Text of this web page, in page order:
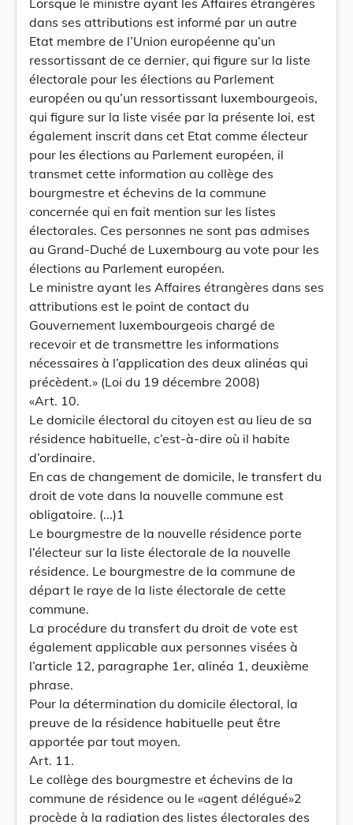
Lorsque le ministre ayant les Affaires étrangères
dans ses attributions est informé par un autre
Etat membre de l’Union européenne qu’un
ressortissant de ce dernier, qui figure sur la liste
électorale pour les élections au Parlement
européen ou qu’un ressortissant luxembourgeois,
qui figure sur la liste visée par la présente loi, est
également inscrit dans cet Etat comme électeur
pour les élections au Parlement européen, il
transmet cette information au collège des
bourgmestre et échevins de la commune
concernée qui en fait mention sur les listes
électorales. Ces personnes ne sont pas admises
au Grand-Duché de Luxembourg au vote pour les
élections au Parlement européen.
Le ministre ayant les Affaires étrangères dans ses
attributions est le point de contact du
Gouvernement luxembourgeois chargé de
recevoir et de transmettre les informations
nécessaires à l’application des deux alinéas qui
précèdent.» (Loi du 19 décembre 2008)
«Art. 10.
Le domicile électoral du citoyen est au lieu de sa
résidence habituelle, c’est-à-dire où il habite
d’ordinaire.
En cas de changement de domicile, le transfert du
droit de vote dans la nouvelle commune est
obligatoire. (...)1
Le bourgmestre de la nouvelle résidence porte
l’électeur sur la liste électorale de la nouvelle
résidence. Le bourgmestre de la commune de
départ le raye de la liste électorale de cette
commune.
La procédure du transfert du droit de vote est
également applicable aux personnes visées à
l’article 12, paragraphe 1er, alinéa 1, deuxième
phrase.
Pour la détermination du domicile électoral, la
preuve de la résidence habituelle peut être
apportée par tout moyen.
Art. 11.
Le collège des bourgmestre et échevins de la
commune de résidence ou le «agent délégué»2
procède à la radiation des listes électorales des